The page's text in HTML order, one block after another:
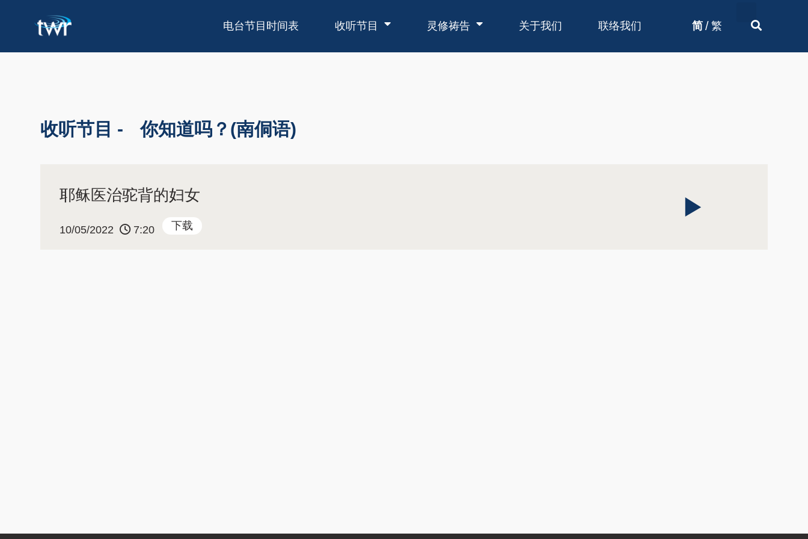
电台节目时间表 收听节目 灵修祷告 关于我们 联络我们 简 / 繁
收听节目 - 你知道吗？(南侗语)
耶稣医治驼背的妇女
10/05/2022 7:20 下载